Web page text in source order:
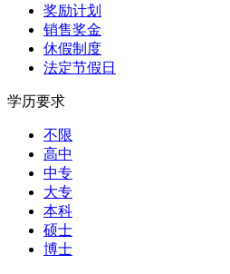
奖励计划
销售奖金
休假制度
法定节假日
学历要求
不限
高中
中专
大专
本科
硕士
博士